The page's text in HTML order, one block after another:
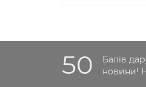
50
Балів
новини!